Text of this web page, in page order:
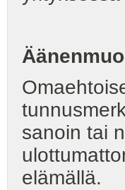
sanoin tai
elämällä.